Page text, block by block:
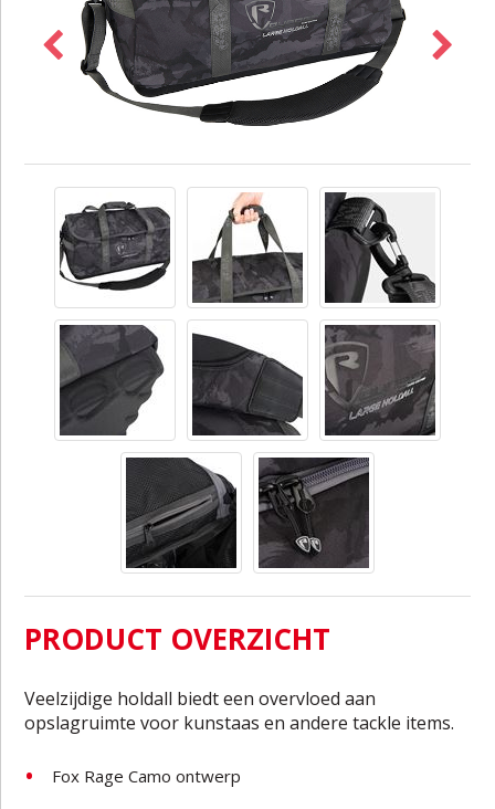
PRODUCT OVERZICHT
Veelzijdige holdall biedt een overvloed aan
opslagruimte voor kunstaas en andere tackle items.
Fox Rage Camo ontwerp